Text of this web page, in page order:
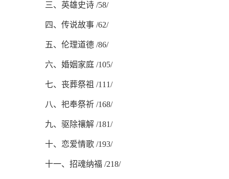
三、英雄史诗 /58/
四、传说故事 /62/
五、伦理道德 /86/
六、婚姻家庭 /105/
七、丧葬祭祖 /111/
八、祀奉祭祈 /168/
九、驱除禳解 /181/
十、恋爱情歌 /193/
十一、招魂纳福 /218/